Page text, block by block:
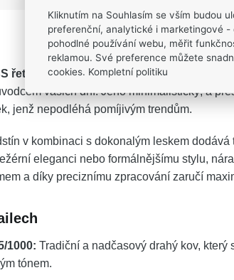
řetízkový náramek ze žlutého zlata
vašich dní. Jeho minimalistický, a
jenž nepodléhá pomíjivým trendům.
v kombinaci s dokonalým leskem
eleganci nebo formálnějšímu stylu,
a díky preciznímu zpracování zaručí
1000: Tradiční a nadčasový drahý kov,
tónem.
Kliknutím na Souhlasím se vším budou
preferenční, analytické i marketingové
pohodlné používání webu, měřit
reklamou. Své preference můžete
cookies. Kompletní politiku